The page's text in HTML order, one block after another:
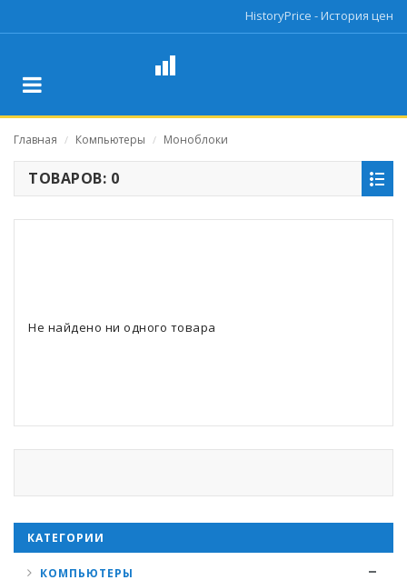
HistoryPrice - История цен
Главная / Компьютеры / Моноблоки
ТОВАРОВ: 0
Не найдено ни одного товара
КАТЕГОРИИ
КОМПЬЮТЕРЫ